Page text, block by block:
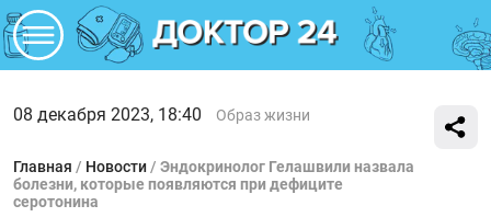
08 декабря 2023, 18:40 Образ жизни
Главная / Новости / Эндокринолог Гелашвили назвала
болезни, которые появляются при дефиците
серотонина